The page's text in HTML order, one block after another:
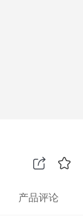
产品评论